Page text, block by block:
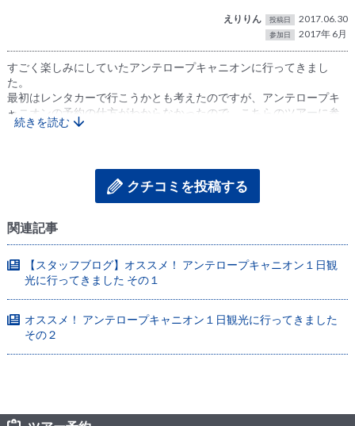
えりりん 投稿日 2017.06.30
参加日 2017年 6月
すごく楽しみにしていたアンテロープキャニオンに行ってきまし
た。
最初はレンタカーで行こうかとも考えたのですが、アンテロープキ
ャニオンの予約の仕方がわからなかったので、こちらのツアーに参
加しました。
し、車内では寝てればあっという間に着くし、、、早朝出発でよか
熟練のガイドさんが効率のいい順番で回ってくれるのもツアーの利
ガイドさんはアンテロープ内を案内してくれるナバホガイドさんと
も顔なじみなので、個人で来ている他の人よりも色々優遇されてる
なと感じました。
レンタカーで来ていたら見逃していたこともいっぱいあったと思う
続きを読む
クチコミを投稿する
関連記事
【スタッフブログ】オススメ！ アンテロープキャニオン１日観
光に行ってきました その１
オススメ！ アンテロープキャニオン１日観光に行ってきました
その２